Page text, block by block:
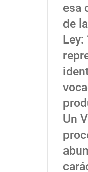
esa
de
Un